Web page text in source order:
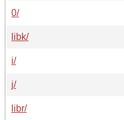
0/
libk/
i/
j/
libr/